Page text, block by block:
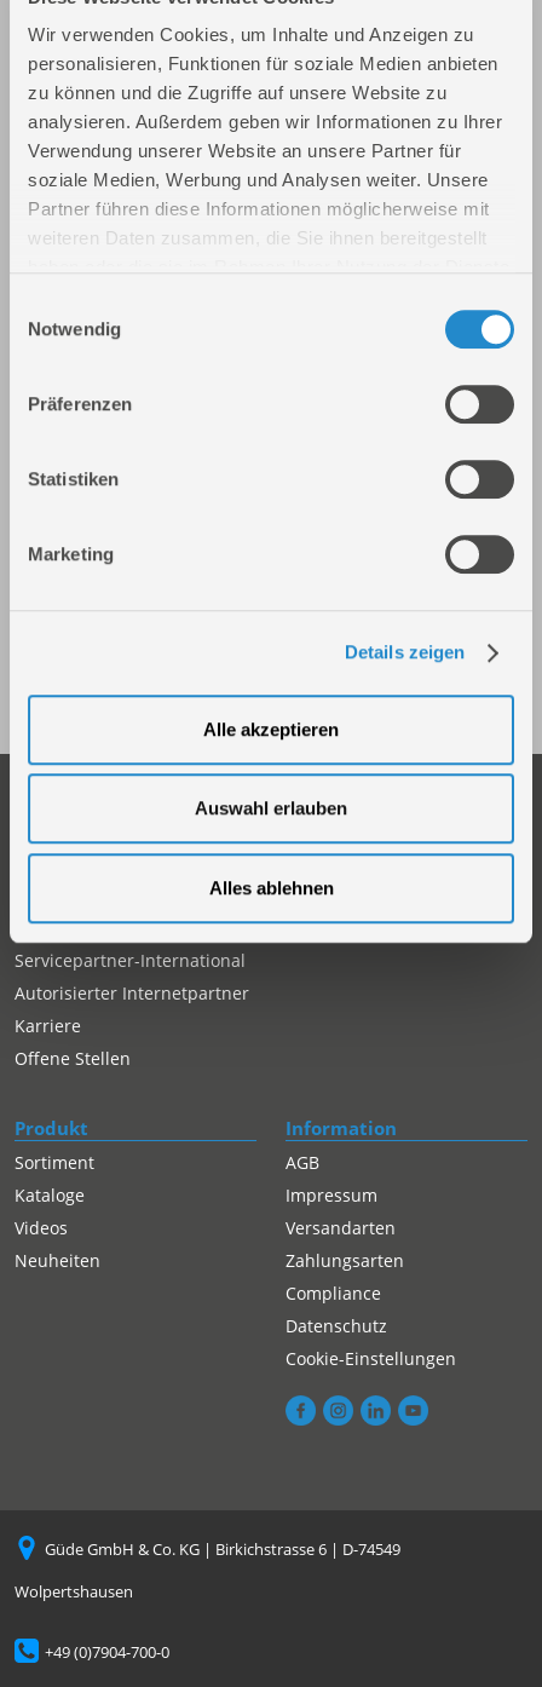
Wir verwenden Cookies, um Inhalte und Anzeigen zu
personalisieren, Funktionen für soziale Medien anbieten
zu können und die Zugriffe auf unsere Website zu
analysieren. Außerdem geben wir Informationen zu Ihrer
Verwendung unserer Website an unsere Partner für
soziale Medien, Werbung und Analysen weiter. Unsere
Partner führen diese Informationen möglicherweise mit
weiteren Daten zusammen, die Sie ihnen bereitgestellt
Notwendig
Präferenzen
Statistiken
Marketing
Details zeigen
Alle akzeptieren
Auswahl erlauben
Alles ablehnen
Akku Rückensprühgerät SG 18-0 R
Art.-Nr.: 58469
Akku Sprühgerät SG 18-201-05
Über uns
Händlersuche
Servicepartner-International
Autorisierter Internetpartner
Karriere
Offene Stellen
Service
Reparaturauftrag/Reklamation
Servicepartner-International
Rückgabe gekaufter Artikel
Produkt
Sortiment
Kataloge
Videos
Neuheiten
Information
AGB
Impressum
Versandarten
Zahlungsarten
Compliance
Datenschutz
Cookie-Einstellungen
Güde GmbH & Co. KG | Birkichstrasse 6 | D-74549
Wolpertshausen
+49 (0)7904-700-0